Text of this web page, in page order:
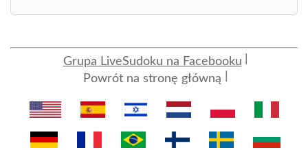
Grupa LiveSudoku na Facebooku
Powrót na stronę główną